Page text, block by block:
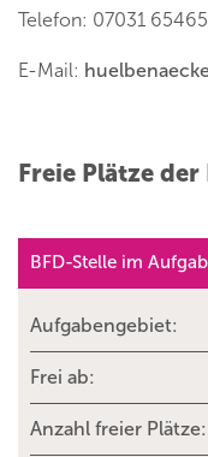
Telefon: 07031
E-Mail:
Freie Plätze
BFD-Stelle im
Aufgabengebiet:
Frei ab:
Anzahl freier Plätze: